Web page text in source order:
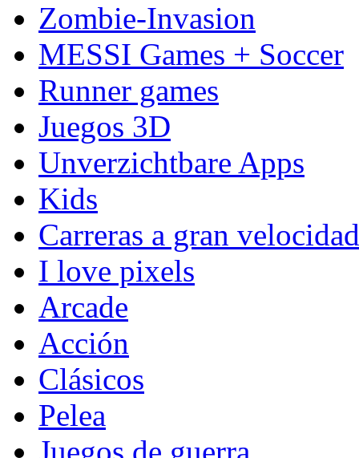
Zombie-Invasion
MESSI Games + Soccer
Runner games
Juegos 3D
Unverzichtbare Apps
Kids
Carreras a gran velocidad
I love pixels
Arcade
Acción
Clásicos
Pelea